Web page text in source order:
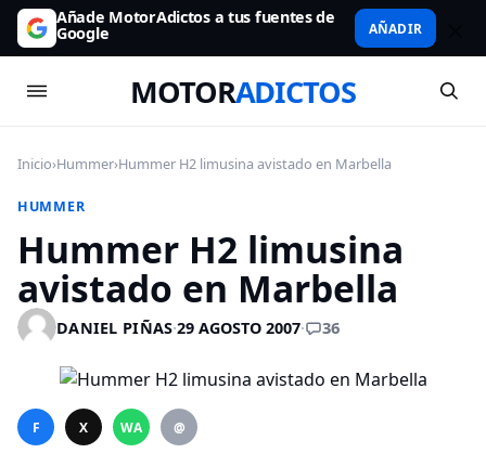
Añade MotorAdictos a tus fuentes de
Google AÑADIR
MOTORADICTOS
Inicio›Hummer›Hummer H2 limusina avistado en Marbella
HUMMER
Hummer H2 limusina
avistado en Marbella
DANIEL PIÑAS·29 AGOSTO 2007· 36
F X WA @